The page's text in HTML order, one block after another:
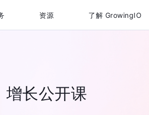
资源 了解 GrowingIO
增长公开课